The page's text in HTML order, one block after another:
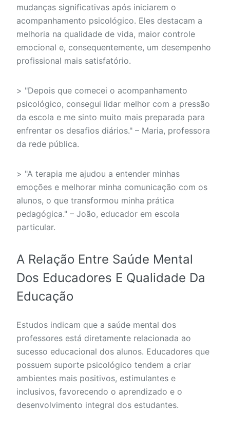
mudanças significativas após iniciarem o
acompanhamento psicológico. Eles destacam a
melhoria na qualidade de vida, maior controle
emocional e, consequentemente, um desempenho
profissional mais satisfatório.
> "Depois que comecei o acompanhamento
psicológico, consegui lidar melhor com a pressão
da escola e me sinto muito mais preparada para
enfrentar os desafios diários." – Maria, professora
da rede pública.
> "A terapia me ajudou a entender minhas
emoções e melhorar minha comunicação com os
alunos, o que transformou minha prática
pedagógica." – João, educador em escola
particular.
A Relação Entre Saúde Mental
Dos Educadores E Qualidade Da
Educação
Estudos indicam que a saúde mental dos
professores está diretamente relacionada ao
sucesso educacional dos alunos. Educadores que
possuem suporte psicológico tendem a criar
ambientes mais positivos, estimulantes e
inclusivos, favorecendo o aprendizado e o
desenvolvimento integral dos estudantes.